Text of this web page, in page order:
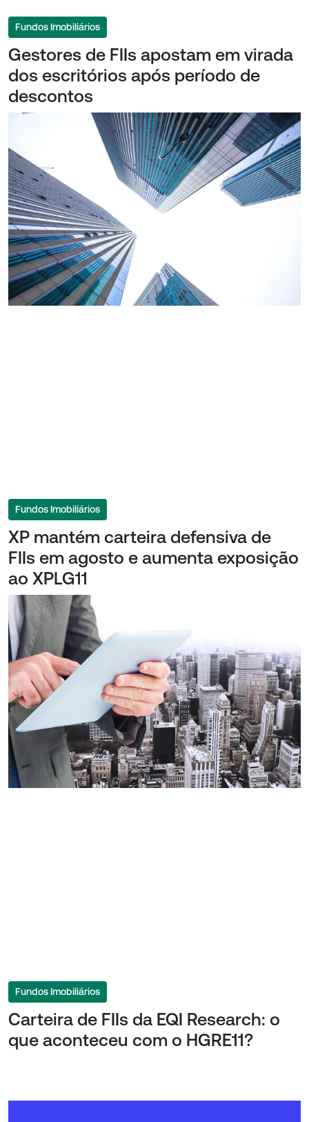
Fundos Imobiliários
Gestores de FIIs apostam em virada
dos escritórios após período de
descontos
Fundos Imobiliários
XP mantém carteira defensiva de
FIIs em agosto e aumenta exposição
ao XPLG11
Fundos Imobiliários
Carteira de FIIs da EQI Research: o
que aconteceu com o HGRE11?